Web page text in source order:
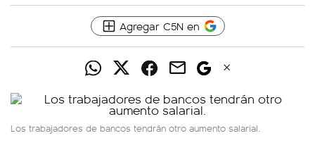
Agregar C5N en
Los trabajadores de bancos tendrán otro aumento salarial.